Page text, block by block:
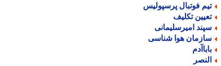
فوتبال پرسپولیس
تکلیف
امیرسلیمانی
هوا شناسی